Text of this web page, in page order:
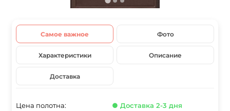
Самое важное Фото
Характеристики Описание
Доставка
Цена полотна: ● Доставка 2-3 дня